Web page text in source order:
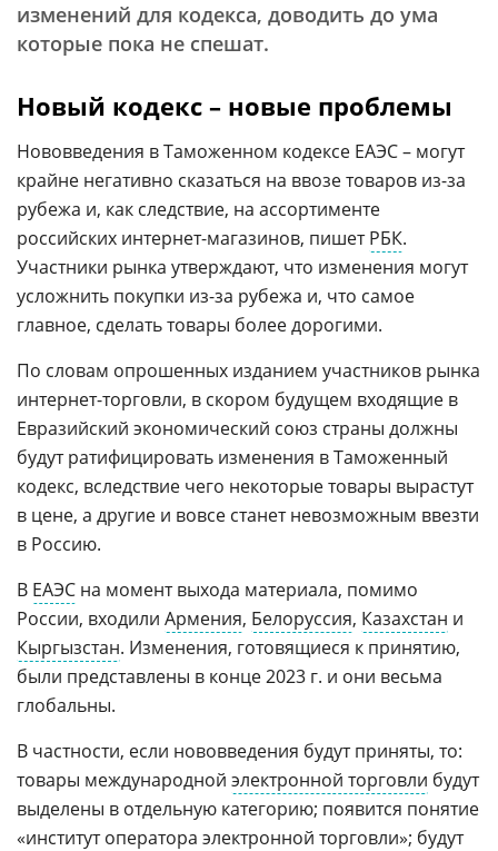
изменений для кодекса, доводить до ума
которые пока не спешат.
Новый кодекс – новые проблемы
Нововведения в Таможенном кодексе ЕАЭС – могут
крайне негативно сказаться на ввозе товаров из-за
рубежа и, как следствие, на ассортименте
российских интернет-магазинов, пишетРБК.
Участники рынка утверждают, что изменения могут
усложнить покупки из-за рубежа и, что самое
главное, сделать товары более дорогими.
По словам опрошенных изданием участников рынка
интернет-торговли, в скором будущем входящие в
Евразийский экономический союз страны должны
будут ратифицировать изменения в Таможенный
кодекс, вследствие чего некоторые товары вырастут
в цене, а другие и вовсе станет невозможным ввезти
в Россию.
В ЕАЭС на момент выхода материала, помимо
России, входили Армения, Белоруссия, Казахстан и
Кыргызстан. Изменения, готовящиеся к принятию,
были представлены в конце 2023 г. и они весьма
глобальны.
В частности, если нововведения будут приняты, то:
товары международной электронной торговли будут
выделены в отдельную категорию; появится понятие
«институт оператора электронной торговли»; будут